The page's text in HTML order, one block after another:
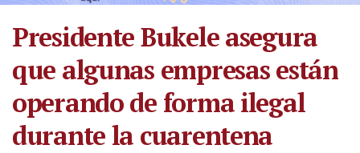
Presidente Bukele asegura
que algunas empresas están
operando de forma ilegal
durante la cuarentena